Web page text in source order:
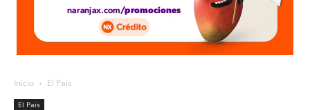
Inicio El Pais
El Pais